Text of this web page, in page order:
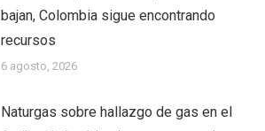
bajan, Colombia sigue encontrando
recursos
6 agosto, 2026
Naturgas sobre hallazgo de gas en el